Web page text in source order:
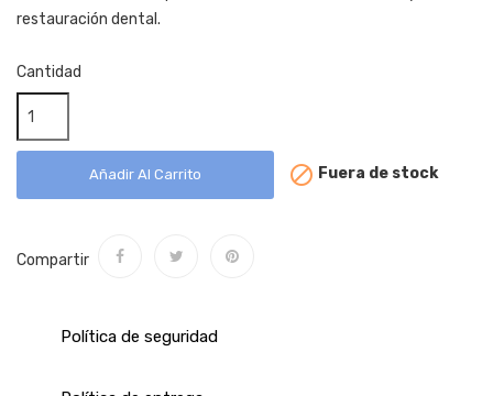
restauración dental.
Cantidad
Añadir Al Carrito  Fuera de stock
Compartir
Política de seguridad